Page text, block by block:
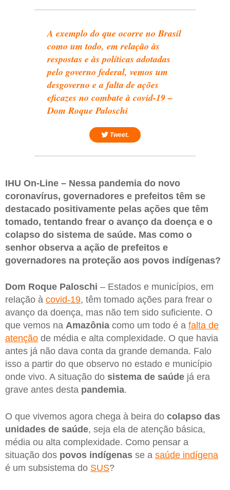
A exemplo do que ocorre no Brasil
como um todo, em relação às
respostas e às políticas adotadas
pelo governo federal, vemos um
desgoverno e a falta de ações
eficazes no combate à covid-19 –
Dom Roque Paloschi
Tweet.
IHU On-Line – Nessa pandemia do novo
coronavírus, governadores e prefeitos têm se
destacado positivamente pelas ações que têm
tomado, tentando frear o avanço da doença e o
colapso do sistema de saúde. Mas como o
senhor observa a ação de prefeitos e
governadores na proteção aos povos indígenas?
Dom Roque Paloschi – Estados e municípios, em
relação à covid-19, têm tomado ações para frear o
avanço da doença, mas não tem sido suficiente. O
que vemos na Amazônia como um todo é a falta de
atenção de média e alta complexidade. O que havia
antes já não dava conta da grande demanda. Falo
isso a partir do que observo no estado e município
onde vivo. A situação do sistema de saúde já era
grave antes desta pandemia.
O que vivemos agora chega à beira do colapso das
unidades de saúde, seja ela de atenção básica,
média ou alta complexidade. Como pensar a
situação dos povos indígenas se a saúde indígena
é um subsistema do SUS?